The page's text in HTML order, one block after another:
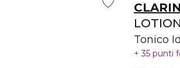
Tonico
35 punti